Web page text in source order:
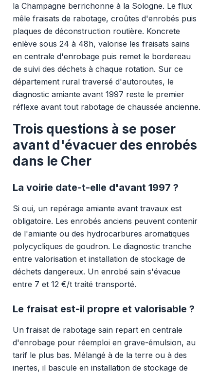
la Champagne berrichonne à la Sologne. Le flux
mêle fraisats de rabotage, croûtes d'enrobés puis
plaques de déconstruction routière. Koncrete
enlève sous 24 à 48h, valorise les fraisats sains
en centrale d'enrobage puis remet le bordereau
de suivi des déchets à chaque rotation. Sur ce
département rural traversé d'autoroutes, le
diagnostic amiante avant 1997 reste le premier
réflexe avant tout rabotage de chaussée ancienne.
Trois questions à se poser
avant d'évacuer des enrobés
dans le Cher
La voirie date-t-elle d'avant 1997 ?
Si oui, un repérage amiante avant travaux est
obligatoire. Les enrobés anciens peuvent contenir
de l'amiante ou des hydrocarbures aromatiques
polycycliques de goudron. Le diagnostic tranche
entre valorisation et installation de stockage de
déchets dangereux. Un enrobé sain s'évacue
entre 7 et 12 €/t traité transporté.
Le fraisat est-il propre et valorisable ?
Un fraisat de rabotage sain repart en centrale
d'enrobage pour réemploi en grave-émulsion, au
tarif le plus bas. Mélangé à de la terre ou à des
inertes, il bascule en installation de stockage de